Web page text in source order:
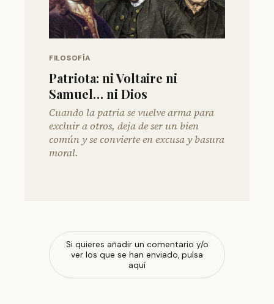
FILOSOFÍA
Patriota: ni Voltaire ni
Samuel… ni Dios
Cuando la patria se vuelve arma para
excluir a otros, deja de ser un bien
común y se convierte en excusa y basura
moral.
Si quieres añadir un comentario y/o
ver los que se han enviado, pulsa
aquí